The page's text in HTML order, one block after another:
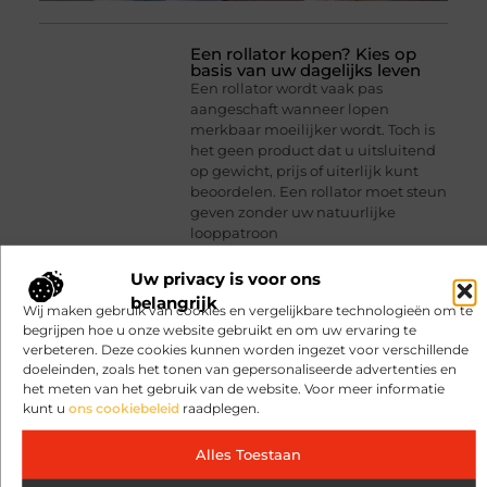
Uw privacy is voor ons
belangrijk
Wij maken gebruik van cookies en vergelijkbare technologieën om te
begrijpen hoe u onze website gebruikt en om uw ervaring te
verbeteren. Deze cookies kunnen worden ingezet voor verschillende
doeleinden, zoals het tonen van gepersonaliseerde advertenties en
het meten van het gebruik van de website. Voor meer informatie
kunt u ons cookiebeleidraadplegen.
Alles Toestaan
Een rollator kopen? Kies op
basis van uw dagelijks leven
Een rollator wordt vaak pas
aangeschaft wanneer lopen
merkbaar moeilijker wordt. Toch is
het geen product dat u uitsluitend
op gewicht, prijs of uiterlijk kunt
beoordelen. Een rollator moet steun
geven zonder uw natuurlijke
looppatroon
Geurverspreider en
lavendelolie: een perfecte